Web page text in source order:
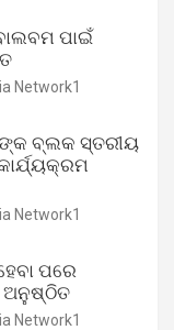
ପାଇଁ
Network1
ବ୍ଲକ ସ୍ତରୀୟ
Network1
ପରେ
ଅନୁଷ୍ଠିତ
Network1